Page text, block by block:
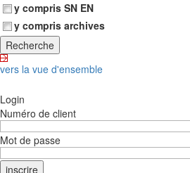
y compris SN EN
y compris archives
vers la vue d'ensemble
Login
Numéro de client
Mot de passe